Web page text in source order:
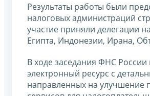
Результаты работы были
налоговых администраций
участие приняли делегации
Египта, Индонезии, Ирана,
В ходе заседания ФНС
электронный ресурс с
направленных на улучшение